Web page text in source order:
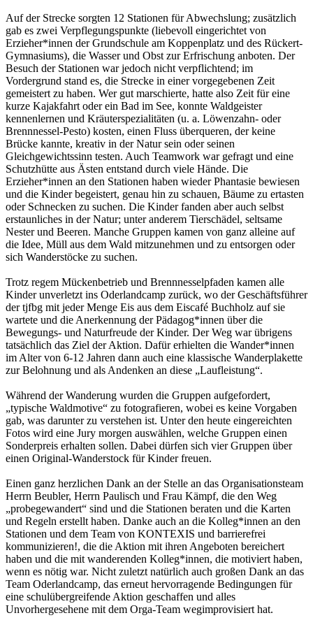
Auf der Strecke sorgten 12 Stationen für Abwechslung; zusätzlich
gab es zwei Verpflegungspunkte (liebevoll eingerichtet von
Erzieher*innen der Grundschule am Koppenplatz und des Rückert-
Gymnasiums), die Wasser und Obst zur Erfrischung anboten. Der
Besuch der Stationen war jedoch nicht verpflichtend; im
Vordergrund stand es, die Strecke in einer vorgegebenen Zeit
gemeistert zu haben. Wer gut marschierte, hatte also Zeit für eine
kurze Kajakfahrt oder ein Bad im See, konnte Waldgeister
kennenlernen und Kräuterspezialitäten (u. a. Löwenzahn- oder
Brennnessel-Pesto) kosten, einen Fluss überqueren, der keine
Brücke kannte, kreativ in der Natur sein oder seinen
Gleichgewichtssinn testen. Auch Teamwork war gefragt und eine
Schutzhütte aus Ästen entstand durch viele Hände. Die
Erzieher*innen an den Stationen haben wieder Phantasie bewiesen
und die Kinder begeistert, genau hin zu schauen, Bäume zu ertasten
oder Schnecken zu suchen. Die Kinder fanden aber auch selbst
erstaunliches in der Natur; unter anderem Tierschädel, seltsame
Nester und Beeren. Manche Gruppen kamen von ganz alleine auf
die Idee, Müll aus dem Wald mitzunehmen und zu entsorgen oder
sich Wanderstöcke zu suchen.
Trotz regem Mückenbetrieb und Brennnesselpfaden kamen alle
Kinder unverletzt ins Oderlandcamp zurück, wo der Geschäftsführer
der tjfbg mit jeder Menge Eis aus dem Eiscafé Buchholz auf sie
wartete und die Anerkennung der Pädagog*innen über die
Bewegungs- und Naturfreude der Kinder. Der Weg war übrigens
tatsächlich das Ziel der Aktion. Dafür erhielten die Wander*innen
im Alter von 6-12 Jahren dann auch eine klassische Wanderplakette
zur Belohnung und als Andenken an diese „Laufleistung“.
Während der Wanderung wurden die Gruppen aufgefordert,
„typische Waldmotive“ zu fotografieren, wobei es keine Vorgaben
gab, was darunter zu verstehen ist. Unter den heute eingereichten
Fotos wird eine Jury morgen auswählen, welche Gruppen einen
Sonderpreis erhalten sollen. Dabei dürfen sich vier Gruppen über
einen Original-Wanderstock für Kinder freuen.
Einen ganz herzlichen Dank an der Stelle an das Organisationsteam
Herrn Beubler, Herrn Paulisch und Frau Kämpf, die den Weg
„probegewandert“ sind und die Stationen beraten und die Karten
und Regeln erstellt haben. Danke auch an die Kolleg*innen an den
Stationen und dem Team von KONTEXIS und barrierefrei
kommunizieren!, die die Aktion mit ihren Angeboten bereichert
haben und die mit wanderenden Kolleg*innen, die motiviert haben,
wenn es nötig war. Nicht zuletzt natürlich auch großen Dank an das
Team Oderlandcamp, das erneut hervorragende Bedingungen für
eine schulübergreifende Aktion geschaffen und alles
Unvorhergesehene mit dem Orga-Team wegimprovisiert hat.